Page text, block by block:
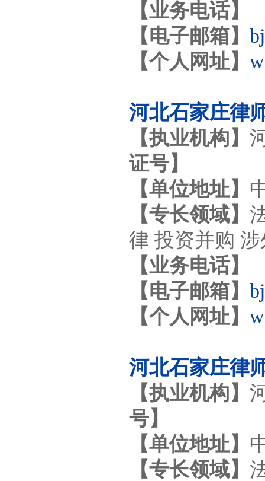
【业务电话】
【电子邮箱】
【个人网址】
河北石家庄律
【执业机构】
证号】
【单位地址】
【专长领域】
律 投资并购
【业务电话】
【电子邮箱】
【个人网址】
河北石家庄律
【执业机构】
号】
【单位地址】
【专长领域】